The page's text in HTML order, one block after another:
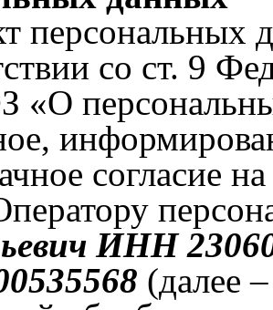
персональных
со ст. 9
согласие
ИНН
(далее